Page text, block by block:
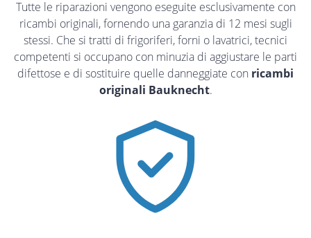
Tutte le riparazioni vengono eseguite esclusivamente con
ricambi originali, fornendo una garanzia di 12 mesi sugli
stessi. Che si tratti di frigoriferi, forni o lavatrici, tecnici
competenti si occupano con minuzia di aggiustare le parti
difettose e di sostituire quelle danneggiate con ricambi
originali Bauknecht.